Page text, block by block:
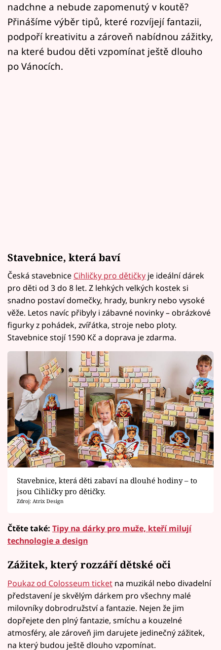
Sledujte nás
nadchne a nebude zapomenutý v koutě?
Přinášíme výběr tipů, které rozvíjejí fantazii,
podpoří kreativitu a zároveň nabídnou zážitky,
na které budou děti vzpomínat ještě dlouho
po Vánocích.
Stavebnice, která baví
Česká stavebnice Cihličky pro dětičky je ideální dárek
pro děti od 3 do 8 let. Z lehkých velkých kostek si
snadno postaví domečky, hrady, bunkry nebo vysoké
věže. Letos navíc přibyly i zábavné novinky – obrázkové
figurky z pohádek, zvířátka, stroje nebo ploty.
Stavebnice stojí 1590 Kč a doprava je zdarma.
Stavebnice, která děti zabaví na dlouhé hodiny – to
jsou Cihličky pro dětičky.
Zdroj: Atrix Design
Čtěte také: Tipy na dárky pro muže, kteří milují
technologie a design
Zážitek, který rozzáří dětské oči
Poukaz od Colosseum ticket na muzikál nebo divadelní
představení je skvělým dárkem pro všechny malé
milovníky dobrodružství a fantazie. Nejen že jim
dopřejete den plný fantazie, smíchu a kouzelné
atmosféry, ale zároveň jim darujete jedinečný zážitek,
na který budou ještě dlouho vzpomínat.